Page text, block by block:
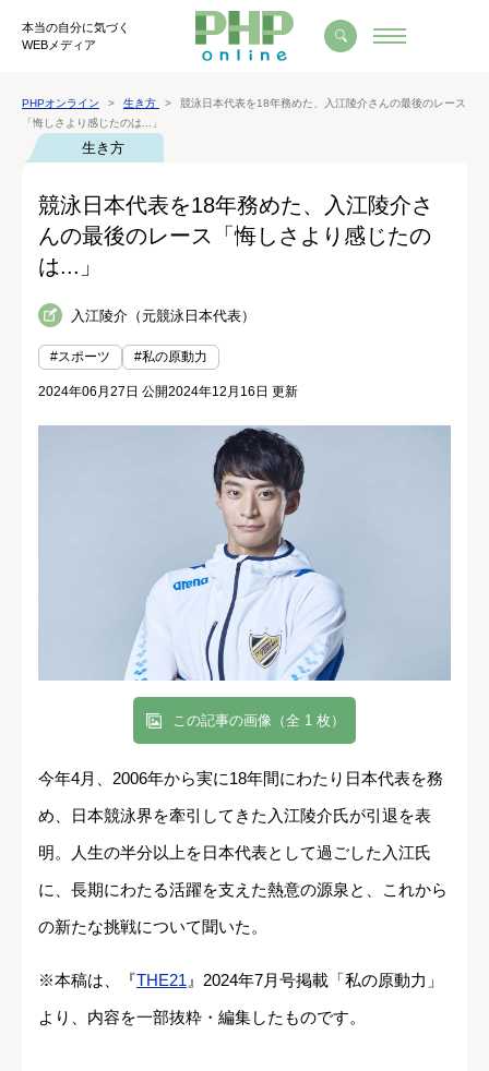
本当の自分に気づく
WEBメディア
PHPオンライン 生き方
競泳日本代表を18年務めた、入江陵介さんの最後のレース
「悔しさより感じたのは...」
生き方
競泳日本代表を18年務めた、入江陵介さ
んの最後のレース「悔しさより感じたの
は...」
入江陵介（元競泳日本代表）
#スポーツ #私の原動力
2024年06月27日 公開2024年12月16日 更新
この記事の画像（全 1 枚）
今年4月、2006年から実に18年間にわたり日本代表を務
め、日本競泳界を牽引してきた入江陵介氏が引退を表
明。人生の半分以上を日本代表として過ごした入江氏
に、長期にわたる活躍を支えた熱意の源泉と、これから
の新たな挑戦について聞いた。
※本稿は、『THE21 』2024年7月号掲載「私の原動力」
より、内容を一部抜粋・編集したものです。